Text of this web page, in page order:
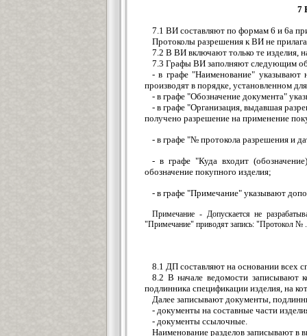
7
7.1 ВИ составляют по формам 6 и 6а
Протоколы разрешения к ВИ не
7.2 В ВИ включают только те
7.3 Графы ВИ заполняют следующим
- в графе "Наименование" указывают
производят в порядке, установленном
- в графе "Обозначение документа"
- в графе "Организация, выдавшая
получено разрешение на применение
- в графе "№ протокола разрешения и
- в графе "Куда входит
обозначение покупного изделия;
- в графе "Примечание" указывают
Примечание - Допускается не
"Примечание" приводят запись: "Протокол №
8.1 ДП составляют на основании всех
8.2 В начале ведомости записывают
подлинника спецификации изделия, на
Далее записывают документы,
- документы на составные части
- документы ссылочные.
Наименование разделов записывают в